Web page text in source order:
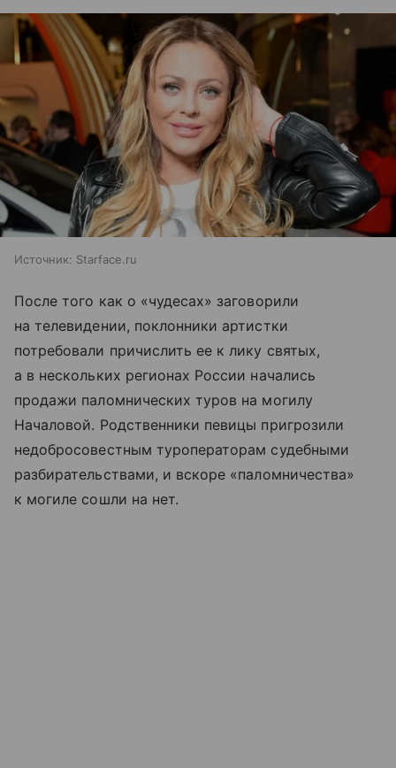
Источник: Starface.ru
После того как о «чудесах» заговорили
на телевидении, поклонники артистки
потребовали причислить ее к лику святых,
а в нескольких регионах России начались
продажи паломнических туров на могилу
Началовой. Родственники певицы пригрозили
недобросовестным туроператорам судебными
разбирательствами, и вскоре «паломничества»
к могиле сошли на нет.